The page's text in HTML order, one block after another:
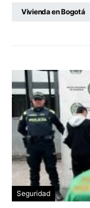
Vivienda en Bogotá
Seguridad